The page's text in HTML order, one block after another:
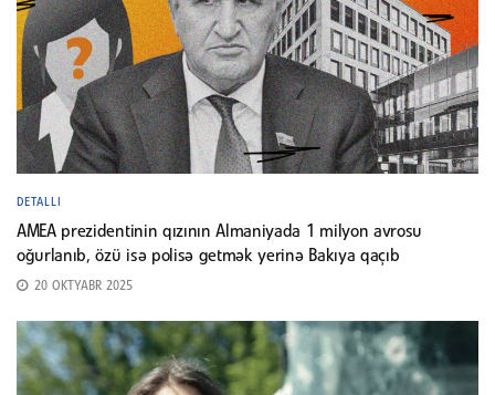
DETALLI
AMEA prezidentinin qızının Almaniyada 1 milyon avrosu
oğurlanıb, özü isə polisə getmək yerinə Bakıya qaçıb
20 OKTYABR 2025